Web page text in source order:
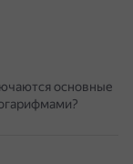
основные